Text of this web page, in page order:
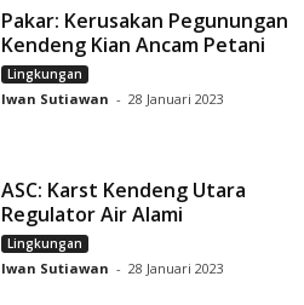
Pakar: Kerusakan Pegunungan
Kendeng Kian Ancam Petani
Lingkungan
Iwan Sutiawan - 28 Januari 2023
ASC: Karst Kendeng Utara
Regulator Air Alami
Lingkungan
Iwan Sutiawan - 28 Januari 2023